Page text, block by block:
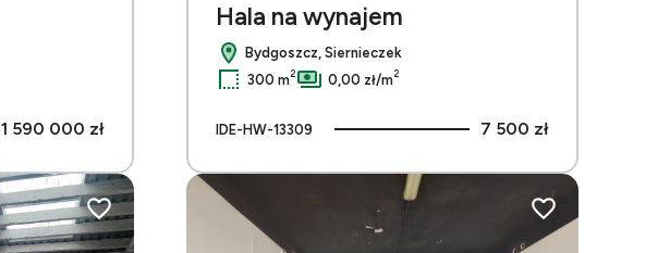
1 590 000 zł
Hala na wynajem
Bydgoszcz, Siernieczek
300 m2 0,00 zł/m2
IDE-HW-13309 7 500 zł
Dodaj do ulubionych Dodaj do ulubionych